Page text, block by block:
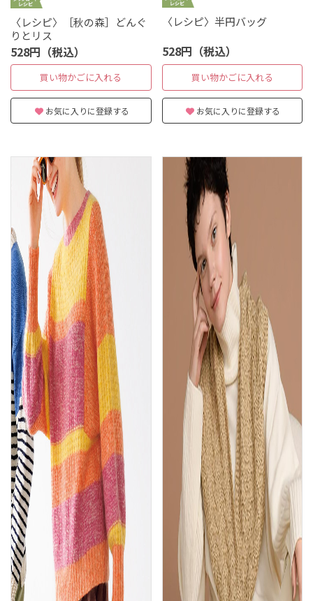
〈レシピ〉［秋の森］どんぐ
りとリス
528円（税込）
買い物かごに入れる
お気に入りに登録する
〈レシピ〉半円バッグ
528円（税込）
買い物かごに入れる
お気に入りに登録する